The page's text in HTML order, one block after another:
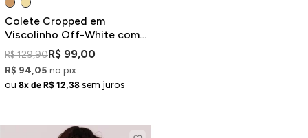
Colete Cropped em
Viscolinho Off-White com
Costuras Contrastantes
R$ 129,90R$ 99,00
R$ 94,05 no pix
ou 8x de R$ 12,38 sem juros